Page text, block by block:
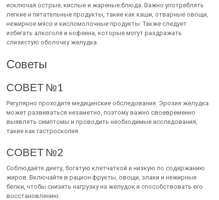
исключая острые, кислые и жареные блюда. Важно употреблять
легкие и питательные продукты, такие как каши, отварные овощи,
нежирное мясо и кисломолочные продукты. Также следует
избегать алкоголя и кофеина, которые могут раздражать
слизистую оболочку желудка.
Советы
СОВЕТ №1
Регулярно проходите медицинские обследования. Эрозия желудка
может развиваться незаметно, поэтому важно своевременно
выявлять симптомы и проводить необходимые исследования,
такие как гастроскопия.
СОВЕТ №2
Соблюдайте диету, богатую клетчаткой и низкую по содержанию
жиров. Включайте в рацион фрукты, овощи, злаки и нежирные
белки, чтобы снизить нагрузку на желудок и способствовать его
восстановлению.